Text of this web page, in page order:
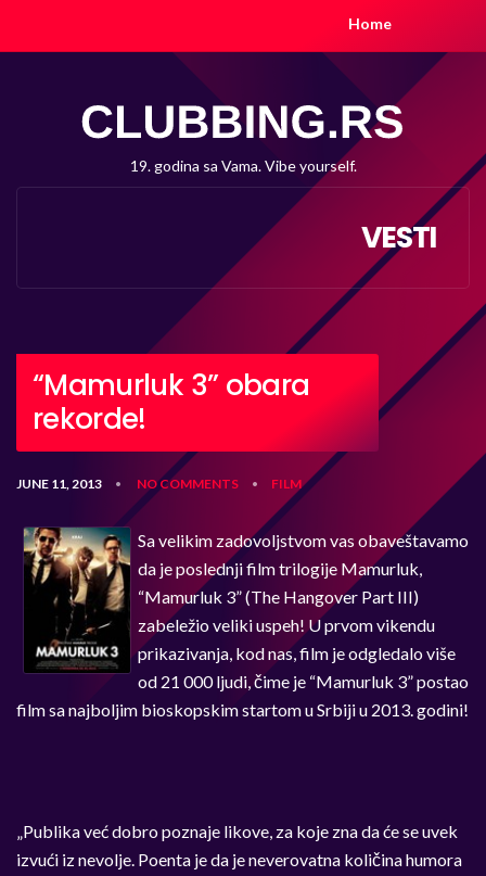
Home
19. godina sa Vama. Vibe yourself.
VESTI
“Mamurluk 3” obara
rekorde!
JUNE 11, 2013 • NO COMMENTS • FILM
Sa velikim zadovoljstvom vas obaveštavamo
da je poslednji film trilogije Mamurluk,
“Mamurluk 3” (The Hangover Part III)
zabeležio veliki uspeh! U prvom vikendu
prikazivanja, kod nas, film je odgledalo više
od 21 000 ljudi, čime je “Mamurluk 3” postao
film sa najboljim bioskopskim startom u Srbiji u 2013. godini!
„Publika već dobro poznaje likove, za koje zna da će se uvek
izvući iz nevolje. Poenta je da je neverovatna količina humora